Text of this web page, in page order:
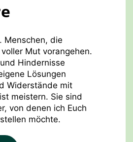
Menschen, die
Mut vorangehen.
Hindernisse
Lösungen
Widerstände mit
meistern. Sie sind
von denen ich Euch
möchte.